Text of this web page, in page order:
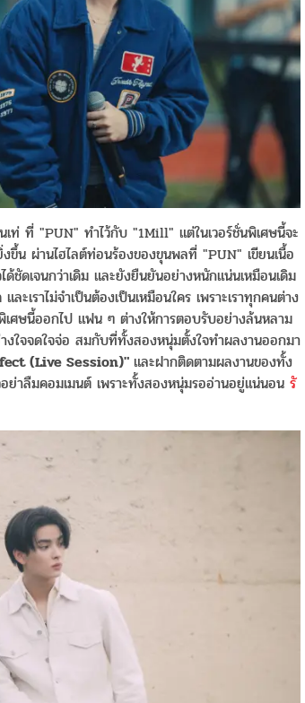
ท่ ที่ "PUN" ทำไว้กับ "1Mill" แต่ในเวอร์ชั่นพิเศษนี้จะ
ขึ้น ผ่านไฮไลต์ท่อนร้องของขุนพลที่ "PUN" เขียนเนื้อ
ชัดเจนกว่าเดิม และยังยืนยันอย่างหนักแน่นเหมือนเดิม
ราไม่จำเป็นต้องเป็นเหมือนใคร เพราะเราทุกคนต่าง
ศษนี้ออกไป แฟน ๆ ต่างให้การตอบรับอย่างล้นหลาม
งใจจดใจจ่อ สมกับที่ทั้งสองหนุ่มตั้งใจทำผลงานออกมา
(Live Session)" และฝากติดตามผลงานของทั้ง
าลืมคอมเมนต์ เพราะทั้งสองหนุ่มรออ่านอยู่แน่นอน รั